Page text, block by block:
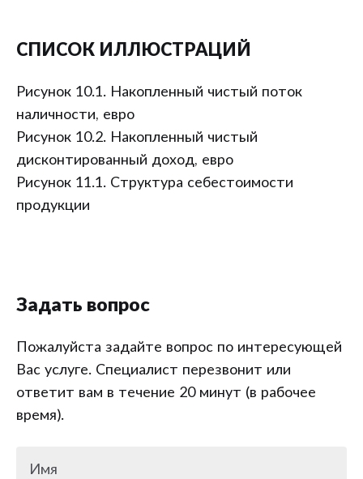
СПИСОК ИЛЛЮСТРАЦИЙ
Рисунок 10.1. Накопленный чистый поток
наличности, евро
Рисунок 10.2. Накопленный чистый
дисконтированный доход, евро
Рисунок 11.1. Структура себестоимости
продукции
Задать вопрос
Пожалуйста задайте вопрос по интересующей
Вас услуге. Специалист перезвонит или
ответит вам в течение 20 минут (в рабочее
время).
Имя